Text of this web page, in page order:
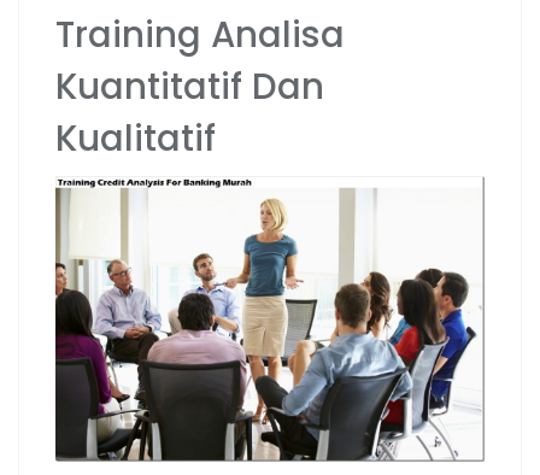
Training Analisa
Kuantitatif Dan
Kualitatif